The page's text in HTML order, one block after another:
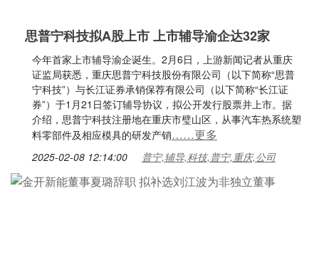
思普宁科技拟A股上市 上市辅导渝企达32家
今年首家上市辅导渝企诞生。2月6日，上游新闻记者从重庆
证监局获悉，重庆思普宁科技股份有限公司（以下简称“思普
宁科技”）与长江证券承销保荐有限公司（以下简称“长江证
券”）于1月21日签订辅导协议，拟公开发行股票并上市。据
介绍，思普宁科技注册地在重庆市璧山区，从事汽车热系统塑
料零部件及相应模具的研发产销……更多
2025-02-08 12:14:00 普宁,辅导,科技,普宁,重庆,公司